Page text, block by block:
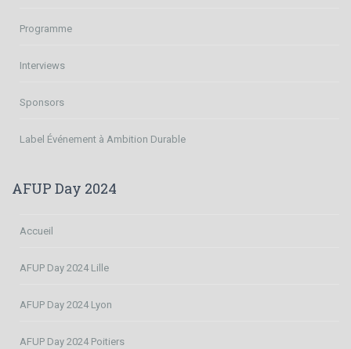
Programme
Interviews
Sponsors
Label Événement à Ambition Durable
AFUP Day 2024
Accueil
AFUP Day 2024 Lille
AFUP Day 2024 Lyon
AFUP Day 2024 Poitiers